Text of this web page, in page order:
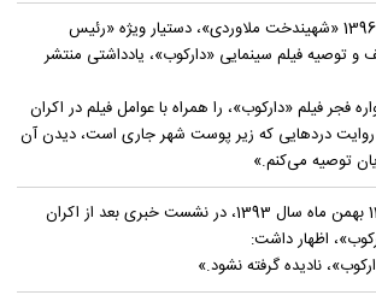
12 بهمن ماه سال 1396 «شهیندخت ملاوردی»، دستیار ویژه «رئیس
و توصیه فیلم سینمایی «دارکوب»، یادداشتی منتشر
فجر فیلم «دارکوب»، را همراه با عوامل فیلم در اکران
دردهایی که زیر پوست شهر جاری است، دیدن آن
توصیه می‌کنم.»
«بهروز شعیبی»، 12 بهمن ماه سال 1393، در نشست خبری بعد از اکران
اظهار داشت:
نادیده گرفته نشود.»